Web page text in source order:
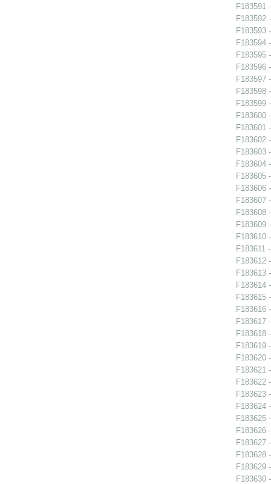
F183591
F183592
F183593
F183594
F183595
F183596
F183597
F183598
F183599
F183600
F183601
F183602
F183603
F183604
F183605
F183606
F183607
F183608
F183609
F183610
F183611
F183612
F183613
F183614
F183615
F183616
F183617
F183618
F183619
F183620
F183621
F183622
F183623
F183624
F183625
F183626
F183627
F183628
F183629
F183630